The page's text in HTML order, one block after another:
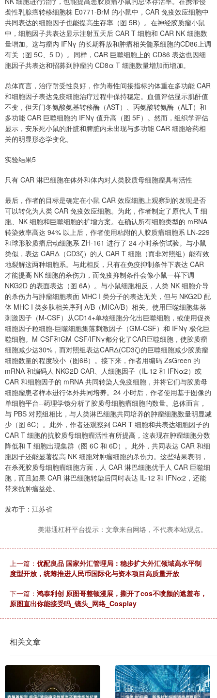
袭性乳腺癌转移细胞株 E0771-BrM 的小鼠中，CAR 免疫效应细胞中
共同表达的细胞因子也能提高生存率（图 5B）。在神经胶质瘤小鼠
中，细胞因子共表达显示注射五天后 CAR T 细胞和 CAR NK 细胞数
量增加。这与瘤内 IFNγ 的长期释放和肿瘤相关髓系细胞的CD86上调
有关（图 5C、5 D）。同样，CAR 巨噬细胞上的 CD86 表达也因细
胞因子共表达和招募到肿瘤的 CD8α T 细胞数量增加而增加。
总体而言，治疗耐受性良好，作为毒性间接指标的体重在多功能 CAR
和细胞因子表达免疫细胞治疗过程中保持稳定。血值评估显示肌酐值
不变，但天门冬氨酸氨基转移酶（AST）、丙氨酸转氨酶（ALT）和
多功能 CAR 巨噬细胞的 IFNγ 值升高（图 5F）。然而，组织学评估
显示，安乐死小鼠的肝脏和脾脏内未出现与多功能 CAR 细胞给药相
关的明显形态学变化。
实验结果5
只有 CAR 淋巴细胞在体外和体内对人类胶质母细胞瘤具有活性
最后，作者的目标是确定在小鼠 CAR 效应细胞上观察到的发现是否
可以转化为人类 CAR 免疫效应细胞。为此，作者制定了原代人 T 细
胞、NK 细胞和巨噬细胞的扩增方案。在确认所有细胞类型的 mRNA
转染效率高达 94% 以上后，作者使用粘附的人胶质瘤细胞系 LN-229
和球形胶质瘤启动细胞系 ZH-161 进行了 24 小时杀伤试验。与小鼠
类似，表达 CARΔ（CD3ζ）的人 CAR T 细胞（而非对照组）能有效
地裂解这两种细胞系。与此相反，只有在免疫抑制条件下表达 CAR
才能提高 NK 细胞的杀伤力，而免疫抑制条件会像小鼠一样下调
NKG2D 的表面表达（图 6A）。与小鼠细胞相反，人类 NK 细胞介导
的杀伤力与肿瘤细胞表面 MHC I 类分子的表达无关，但与 NKG2D 配
体 MHC I 类多肽相关序列 A/B（MICA/B）相关。使用巨噬细胞集落
刺激因子（M-CSF）从CD14+单核细胞分化出巨噬细胞，或使用促炎
细胞因子粒细胞-巨噬细胞集落刺激因子（GM-CSF）和 IFNγ 极化巨
噬细胞。M-CSF和GM-CSF/IFNγ都分化了CAR巨噬细胞，使胶质瘤
细胞减少达30%，而对照组表达CARΔ(CD3ζ)的巨噬细胞减少胶质瘤
细胞数量的程度较小（图6B）。接下来，作者用编码 ZsGreen 的
mRNA 和编码人 NKG2D CAR、人细胞因子（IL-12 和 IFNα2）或
CAR 和细胞因子的 mRNA 共同转染人免疫细胞，并将它们与胶质母
细胞瘤患者样本进行体外共同培养。24 小时后，作者使用基于图像的
单细胞平台--药理学镜分析了胶质母细胞瘤细胞的数量。总体而言，
与 PBS 对照组相比，与人类淋巴细胞共同培养的肿瘤细胞数量明显减
少（图 6C）。此外，作者还观察到 CAR T 细胞和共表达细胞因子的
CAR T 细胞的抗胶质母细胞瘤活性有所提高，这表现在肿瘤细胞分数
降低和 T 细胞出现集群（图 6C 和 6D）。此外，共同表达 CAR 和细
胞因子还能显著提高 NK 细胞对肿瘤细胞的杀伤力。这些结果表明，
在杀死胶质母细胞瘤细胞方面，人 CAR 淋巴细胞优于人 CAR 巨噬细
胞，而且如果 CAR 淋巴细胞转染后同时表达 IL-12 和 IFNα2，还能
带来抗肿瘤益处。
发布于：江苏省
美港通杠杆平台提示：文章来自网络，不代表本站观点。
上一篇： 优配良品 国家外汇管理局：稳步扩大外汇领域高水平制
度型开放，统筹推进人民币国际化与资本项目高质量开放
下一篇： 鸿泰利创 原图哥整顿漫展，撕开了cos不喷颜的遮羞布，
原图直出你能接受吗_镜头_网络_Cosplay
相关文章